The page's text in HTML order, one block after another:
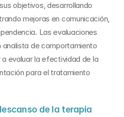
objetivos, desarrollando
mejoras en comunicación,
Las evaluaciones
analista de comportamiento
evaluar la efectividad de la
para el tratamiento
de la terapia